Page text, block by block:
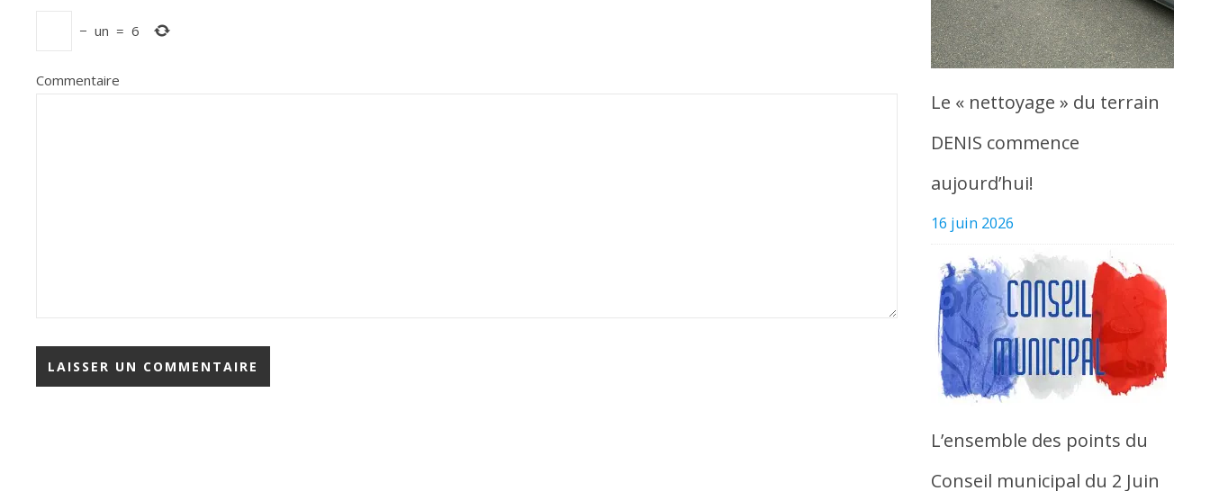
− un = 6
Commentaire
Le « nettoyage » du terrain
DENIS commence
aujourd’hui!
16 juin 2026
L’ensemble des points du
Conseil municipal du 2 Juin